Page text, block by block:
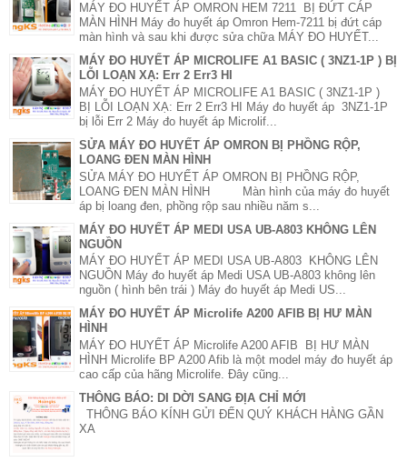
MÁY ĐO HUYẾT ÁP OMRON HEM 7211 BỊ ĐỨT CÁP
MÀN HÌNH Máy đo huyết áp Omron Hem-7211 bị đứt cáp
màn hình và sau khi được sửa chữa MÁY ĐO HUYẾT...
MÁY ĐO HUYẾT ÁP MICROLIFE A1 BASIC ( 3NZ1-1P ) BỊ
LỖI LOẠN XẠ: Err 2 Err3 HI
MÁY ĐO HUYẾT ÁP MICROLIFE A1 BASIC ( 3NZ1-1P )
BỊ LỖI LOẠN XẠ: Err 2 Err3 HI Máy đo huyết áp 3NZ1-1P
bị lỗi Err 2 Máy đo huyết áp Microlif...
SỬA MÁY ĐO HUYẾT ÁP OMRON BỊ PHỒNG RỘP,
LOANG ĐEN MÀN HÌNH
SỬA MÁY ĐO HUYẾT ÁP OMRON BỊ PHỒNG RỘP,
LOANG ĐEN MÀN HÌNH Màn hình của máy đo huyết
áp bị loang đen, phồng rộp sau nhiều năm s...
MÁY ĐO HUYẾT ÁP MEDI USA UB-A803 KHÔNG LÊN
NGUỒN
MÁY ĐO HUYẾT ÁP MEDI USA UB-A803 KHÔNG LÊN
NGUỒN Máy đo huyết áp Medi USA UB-A803 không lên
nguồn ( hình bên trái ) Máy đo huyết áp Medi US...
MÁY ĐO HUYẾT ÁP Microlife A200 AFIB BỊ HƯ MÀN
HÌNH
MÁY ĐO HUYẾT ÁP Microlife A200 AFIB BỊ HƯ MÀN
HÌNH Microlife BP A200 Afib là một model máy đo huyết áp
cao cấp của hãng Microlife. Đây cũng...
THÔNG BÁO: DI DỜI SANG ĐỊA CHỈ MỚI
THÔNG BÁO KÍNH GỬI ĐẾN QUÝ KHÁCH HÀNG GẦN
XA